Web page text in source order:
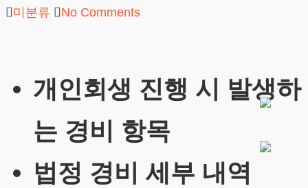
미분류
No Comments
개인회생 진행 시 발생하
는 경비 항목
법정 경비 세부 내역